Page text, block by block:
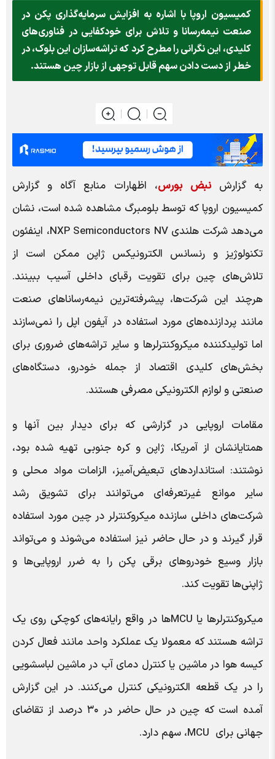
کمیسیون اروپا با اشاره به افزایش سرمایه‌گذاری پکن در
صنعت نیمه‌رسانا و تلاش برای خودکفایی در فناوری‌های
کلیدی، این نگرانی را مطرح کرد که تراشه‌سازان این بلوک، در
خطر از دست دادن سهم قابل توجهی از بازار چین هستند.
به گزارشنبض بورس، اظهارات منابع آگاه و گزارش
کمیسیون اروپا که توسط بلومبرگ مشاهده شده است، نشان
می‌دهد شرکت هلندی NXP Semiconductors NV، اینفئون
تکنولوژیز و رنسانس الکترونیکس ژاپن ممکن است از
تلاش‌های چین برای تقویت رقبای داخلی آسیب ببینند.
هرچند این شرکت‌ها، پیشرفته‌ترین نیمه‌رساناهای صنعت
مانند پردازنده‌های مورد استفاده در آیفون اپل را نمی‌سازند
اما تولیدکننده میکروکنترلرها و سایر تراشه‌های ضروری برای
بخش‌های کلیدی اقتصاد از جمله خودرو، دستگاه‌های
صنعتی و لوازم الکترونیکی مصرفی هستند.
مقامات اروپایی در گزارشی که برای دیدار بین آنها و
همتایانشان از آمریکا، ژاپن و کره جنوبی تهیه شده بود،
نوشتند: استانداردهای تبعیض‌آمیز، الزامات مواد محلی و
سایر موانع غیرتعرفه‌ای می‌توانند برای تشویق رشد
شرکت‌های داخلی سازنده میکروکنترلر در چین مورد استفاده
قرار گیرند و در حال حاضر نیز استفاده می‌شوند و می‌تواند
بازار وسیع خودروهای برقی پکن را به ضرر اروپایی‌ها و
ژاپنی‌ها تقویت کند.
میکروکنترلرها یا MCUها در واقع رایانه‌های کوچکی روی یک
تراشه هستند که معمولا یک عملکرد واحد مانند فعال کردن
کیسه هوا در ماشین یا کنترل دمای آب در ماشین لباسشویی
را در یک قطعه الکترونیکی کنترل می‌کنند. در این گزارش
آمده است که چین در حال حاضر در ۳۰ درصد از تقاضای
جهانی برای MCU، سهم دارد.